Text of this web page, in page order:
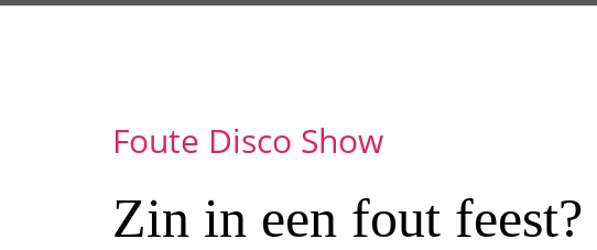
Foute Disco Show
Zin in een fout feest?